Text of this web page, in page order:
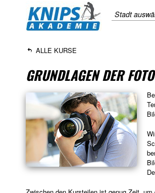
Stadt
ALLE KURSE
GRUNDLAGEN DER